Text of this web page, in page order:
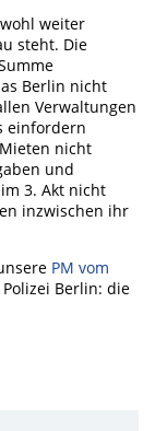
weiter
steht. Die
Berlin nicht
Verwaltungen
einfordern
nicht
und
3. Akt nicht
inzwischen ihr
PM vom
Berlin: die